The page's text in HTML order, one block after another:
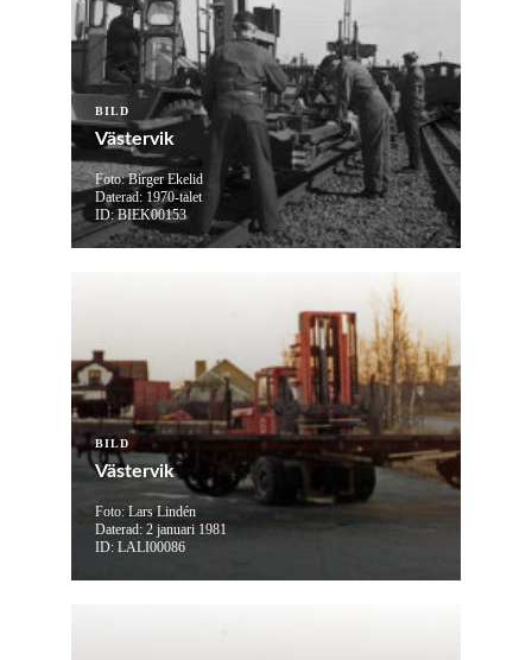
BILD
Västervik
Foto: Birger Ekelid
Daterad: 1970-talet
ID: BIEK00153
BILD
Västervik
Foto: Lars Lindén
Daterad: 2 januari 1981
ID: LALI00086